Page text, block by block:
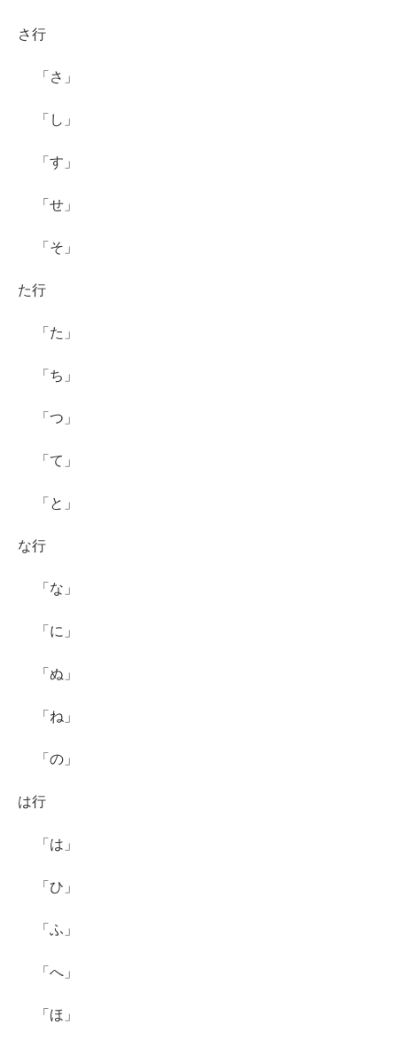
さ行
「さ」
「し」
「す」
「せ」
「そ」
た行
「た」
「ち」
「つ」
「て」
「と」
な行
「な」
「に」
「ぬ」
「ね」
「の」
は行
「は」
「ひ」
「ふ」
「へ」
「ほ」